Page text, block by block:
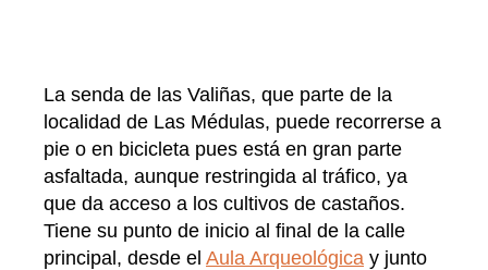
La senda de las Valiñas, que parte de la
localidad de Las Médulas, puede recorrerse a
pie o en bicicleta pues está en gran parte
asfaltada, aunque restringida al tráfico, ya
que da acceso a los cultivos de castaños.
Tiene su punto de inicio al final de la calle
principal, desde el Aula Arqueológica y junto